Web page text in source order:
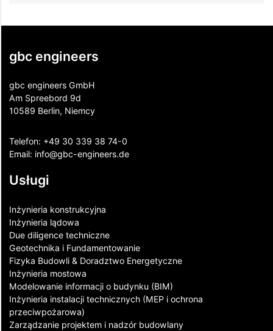
gbc engineers
gbc engineers GmbH
Am Spreebord 9d
10589 Berlin, Niemcy
Telefon: +49 30 339 38 74-0
Email: info@gbc-engineers.de
Usługi
Inżynieria konstrukcyjna
Inżynieria lądowa
Due diligence techniczne
Geotechnika i Fundamentowanie
Fizyka Budowli & Doradztwo Energetyczne
Inżynieria mostowa
Modelowanie informacji o budynku (BIM)
Inżynieria instalacji technicznych (MEP i ochrona
przeciwpożarowa)
Zarządzanie projektem i nadzór budowlany